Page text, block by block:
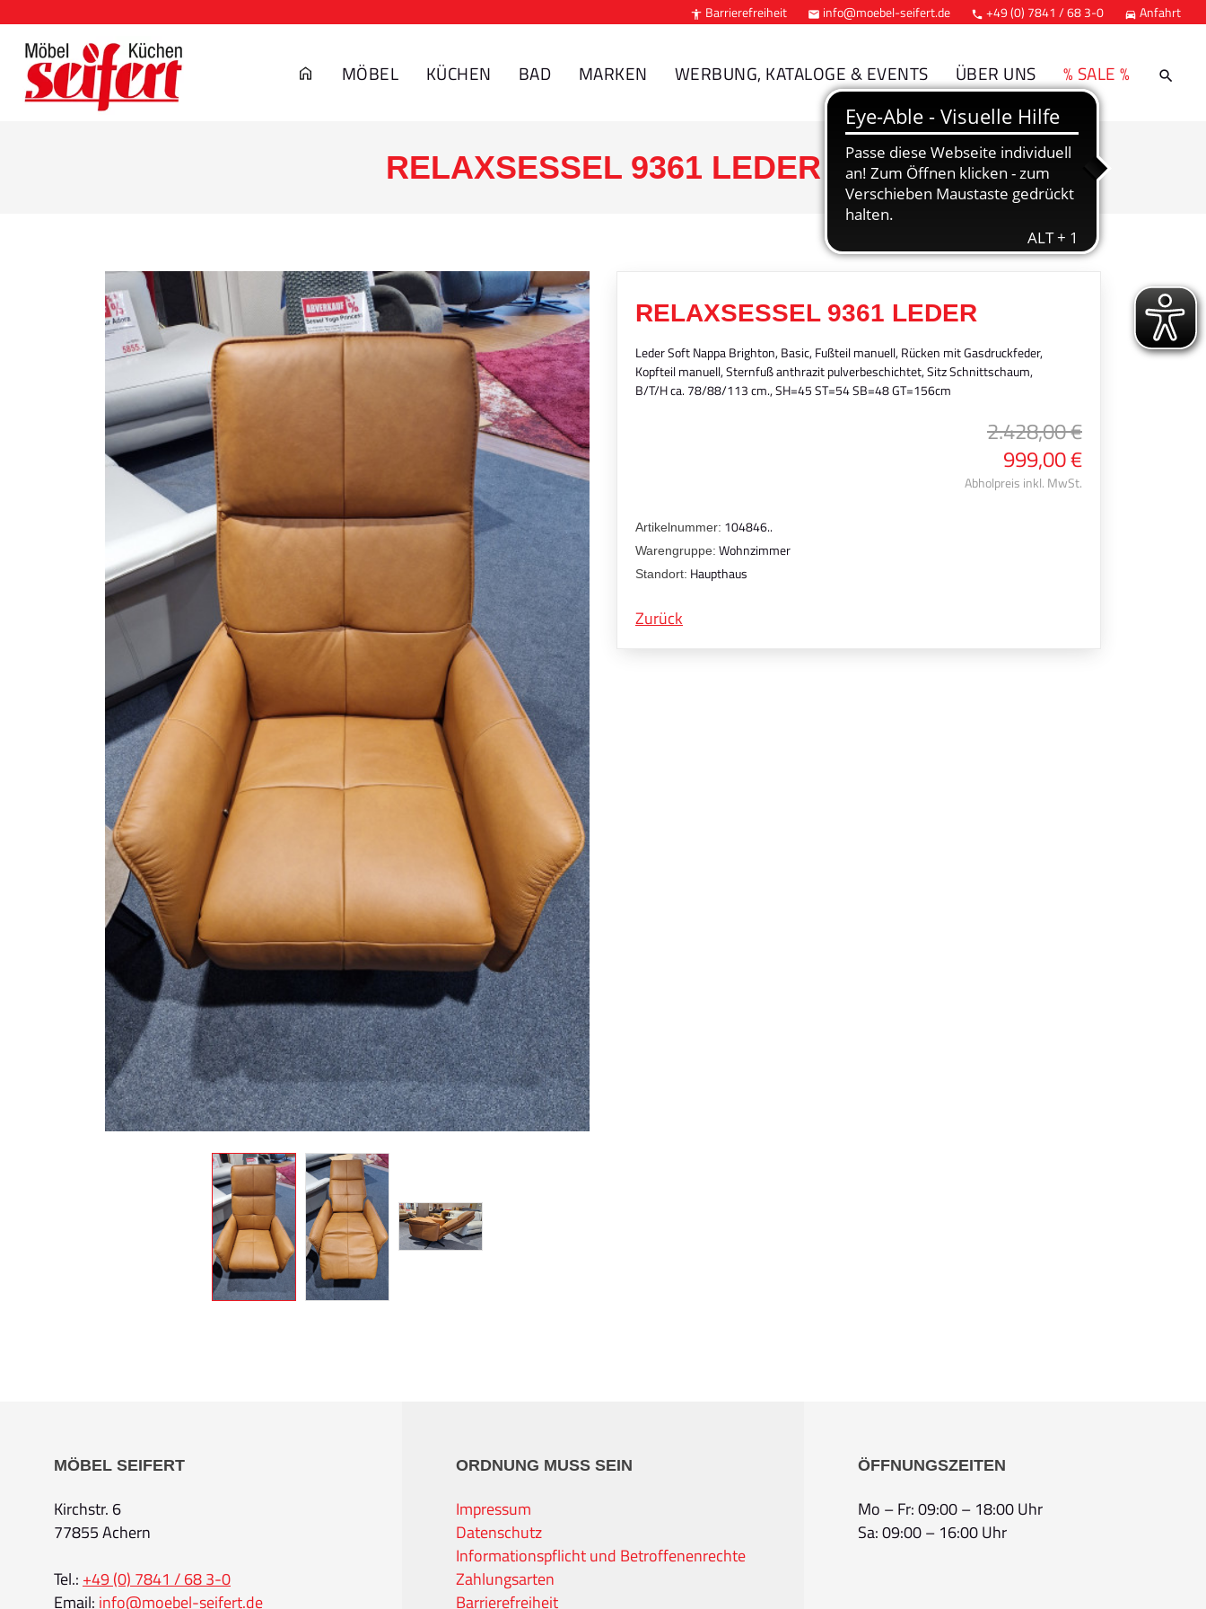
 Barrierefreiheit  info@moebel-seifert.de  +49 (0) 7841 / 68 3-0  Anfahrt
MÖBEL KÜCHEN BAD MARKEN WERBUNG, KATALOGE & EVENTS ÜBER UNS % SALE %
RELAXSESSEL 9361 LEDER
RELAXSESSEL 9361 LEDER
Leder Soft Nappa Brighton, Basic, Fußteil manuell, Rücken mit Gasdruckfeder,
Kopfteil manuell, Sternfuß anthrazit pulverbeschichtet, Sitz Schnittschaum,
B/T/H ca. 78/88/113 cm., SH=45 ST=54 SB=48 GT=156cm
2.428,00 €
999,00 €
Abholpreis inkl. MwSt.
Artikelnummer: 104846..
Warengruppe: Wohnzimmer
Standort: Haupthaus
Zurück
MÖBEL SEIFERT
Kirchstr. 6
77855 Achern
Tel.: +49 (0) 7841 / 68 3-0
Email: info@moebel-seifert.de
ORDNUNG MUSS SEIN
Impressum
Datenschutz
Informationspflicht und Betroffenenrechte
Zahlungsarten
Barrierefreiheit
ÖFFNUNGSZEITEN
Mo – Fr: 09:00 – 18:00 Uhr
Sa: 09:00 – 16:00 Uhr